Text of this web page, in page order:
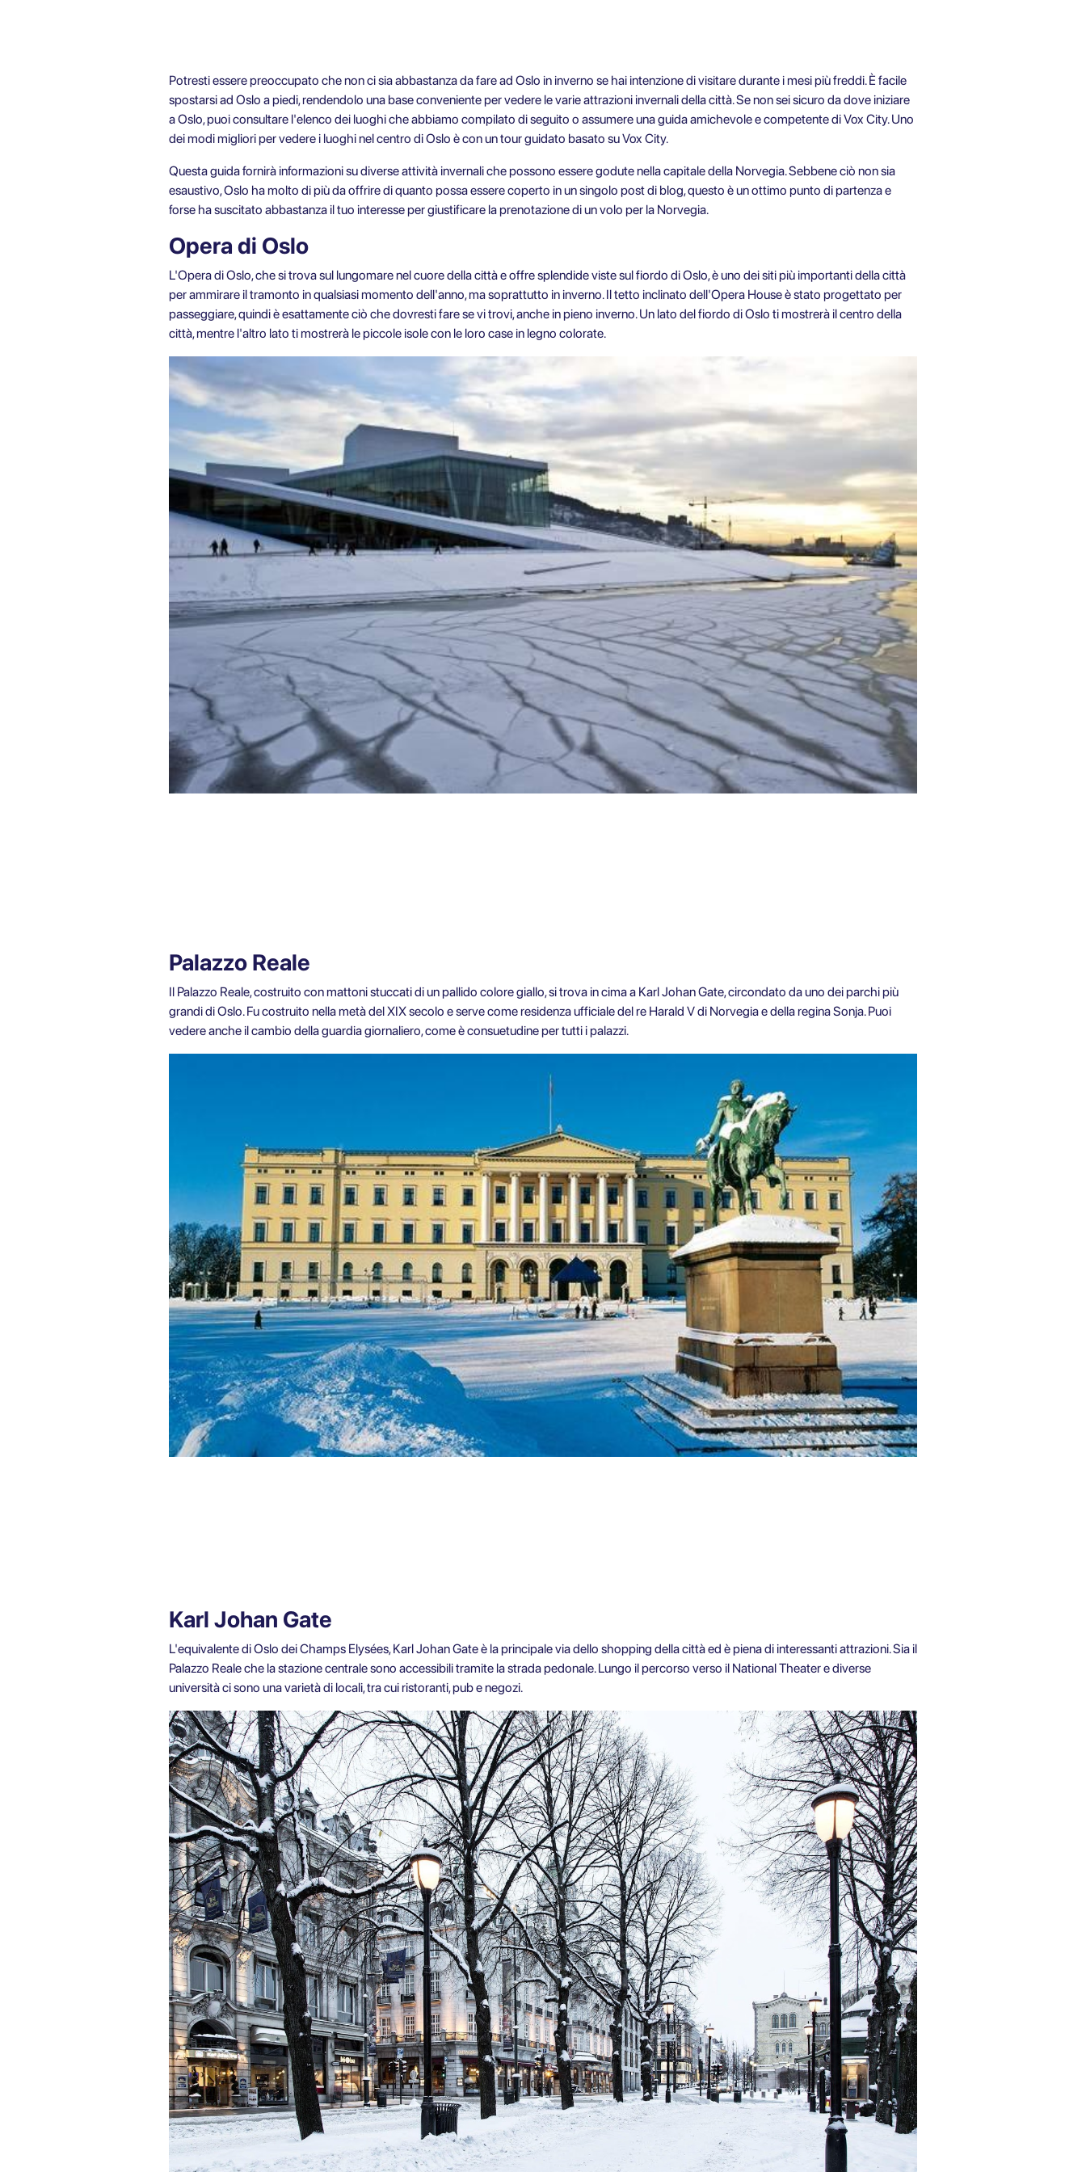
Potresti essere preoccupato che non ci sia abbastanza da fare ad Oslo in inverno se hai intenzione di visitare durante i mesi più freddi. È facile
spostarsi ad Oslo a piedi, rendendolo una base conveniente per vedere le varie attrazioni invernali della città. Se non sei sicuro da dove iniziare
a Oslo, puoi consultare l'elenco dei luoghi che abbiamo compilato di seguito o assumere una guida amichevole e competente di Vox City. Uno
dei modi migliori per vedere i luoghi nel centro di Oslo è con un tour guidato basato su Vox City.
Questa guida fornirà informazioni su diverse attività invernali che possono essere godute nella capitale della Norvegia. Sebbene ciò non sia
esaustivo, Oslo ha molto di più da offrire di quanto possa essere coperto in un singolo post di blog, questo è un ottimo punto di partenza e
forse ha suscitato abbastanza il tuo interesse per giustificare la prenotazione di un volo per la Norvegia.
Opera di Oslo
L'Opera di Oslo, che si trova sul lungomare nel cuore della città e offre splendide viste sul fiordo di Oslo, è uno dei siti più importanti della città
per ammirare il tramonto in qualsiasi momento dell'anno, ma soprattutto in inverno. Il tetto inclinato dell'Opera House è stato progettato per
passeggiare, quindi è esattamente ciò che dovresti fare se vi trovi, anche in pieno inverno. Un lato del fiordo di Oslo ti mostrerà il centro della
città, mentre l'altro lato ti mostrerà le piccole isole con le loro case in legno colorate.
Palazzo Reale
Il Palazzo Reale, costruito con mattoni stuccati di un pallido colore giallo, si trova in cima a Karl Johan Gate, circondato da uno dei parchi più
grandi di Oslo. Fu costruito nella metà del XIX secolo e serve come residenza ufficiale del re Harald V di Norvegia e della regina Sonja. Puoi
vedere anche il cambio della guardia giornaliero, come è consuetudine per tutti i palazzi.
Karl Johan Gate
L'equivalente di Oslo dei Champs Elysées, Karl Johan Gate è la principale via dello shopping della città ed è piena di interessanti attrazioni. Sia il
Palazzo Reale che la stazione centrale sono accessibili tramite la strada pedonale. Lungo il percorso verso il National Theater e diverse
università ci sono una varietà di locali, tra cui ristoranti, pub e negozi.